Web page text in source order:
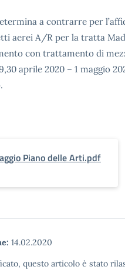
a contrarre per
aerei A/R per la tratta
con trattamento di
aprile 2020 – 1 maggio
Piano delle Arti.pdf
14.02.2020
questo articolo è stato